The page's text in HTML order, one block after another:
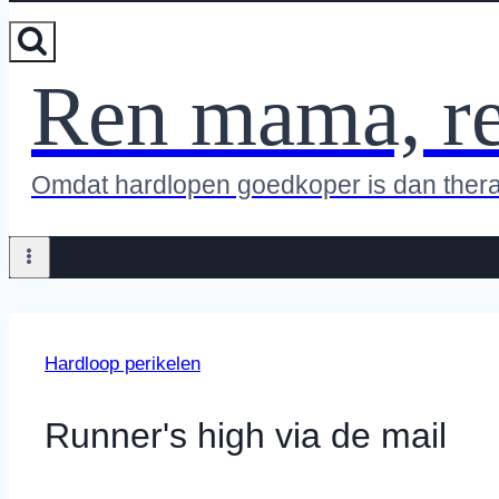
Ren mama,
Omdat hardlopen goedkoper is dan
Hardloop perikelen
Runner's high via de mail